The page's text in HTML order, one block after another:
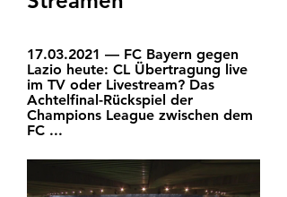
17.03.2021 — FC Bayern gegen
Lazio heute: CL Übertragung live
im TV oder Livestream? Das
Achtelfinal-Rückspiel der
Champions League zwischen dem
FC ...